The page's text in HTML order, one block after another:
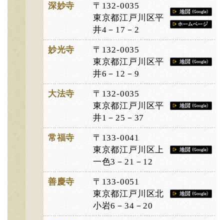
深妙寺
〒132-0035
東京都江戸川区平
井4－17－2
妙光寺
〒132-0035
東京都江戸川区平
井6－12－9
大法寺
〒132-0035
東京都江戸川区平
井1－25－37
常福寺
〒133-0041
東京都江戸川区上
一色3－21－12
善慶寺
〒133-0051
東京都江戸川区北
小岩6－34－20